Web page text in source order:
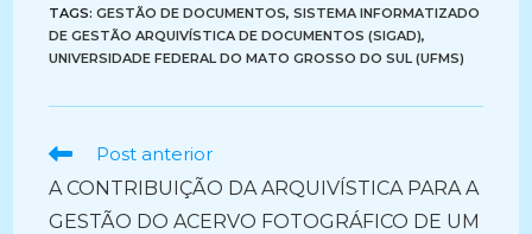
TAGS:GESTÃO DE DOCUMENTOS, SISTEMA INFORMATIZADO
DE GESTÃO ARQUIVÍSTICA DE DOCUMENTOS (SIGAD),
UNIVERSIDADE FEDERAL DO MATO GROSSO DO SUL (UFMS)
Ler
artigos
Post anterior
A CONTRIBUIÇÃO DA ARQUIVÍSTICA PARA A
GESTÃO DO ACERVO FOTOGRÁFICO DE UM